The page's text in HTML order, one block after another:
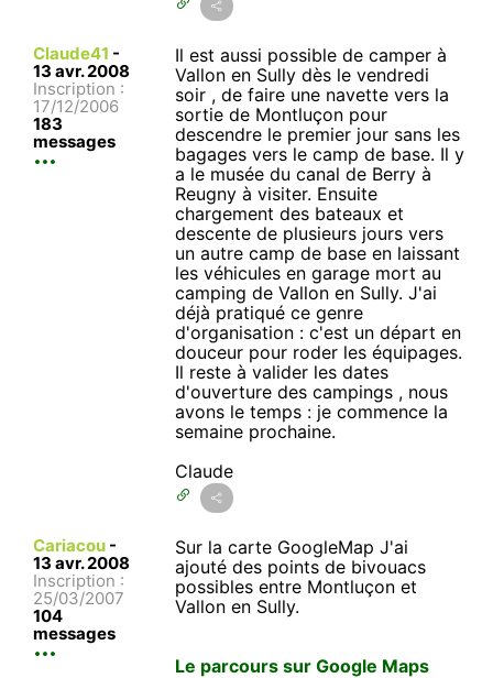
Claude41 -
13 avr. 2008
Inscription :
17/12/2006
183
messages
Il est aussi possible de camper à
Vallon en Sully dès le vendredi
soir , de faire une navette vers la
sortie de Montluçon pour
descendre le premier jour sans les
bagages vers le camp de base. Il y
a le musée du canal de Berry à
Reugny à visiter. Ensuite
chargement des bateaux et
descente de plusieurs jours vers
un autre camp de base en laissant
les véhicules en garage mort au
camping de Vallon en Sully. J'ai
déjà pratiqué ce genre
d'organisation : c'est un départ en
douceur pour roder les équipages.
Il reste à valider les dates
d'ouverture des campings , nous
avons le temps : je commence la
semaine prochaine.
Claude
Cariacou -
13 avr. 2008
Inscription :
25/03/2007
104
messages
Sur la carte GoogleMap J'ai
ajouté des points de bivouacs
possibles entre Montluçon et
Vallon en Sully.
Le parcours sur Google Maps